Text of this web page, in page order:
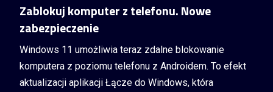
Zablokuj komputer z telefonu. Nowe
zabezpieczenie
Windows 11 umożliwia teraz zdalne blokowanie
komputera z poziomu telefonu z Androidem. To efekt
aktualizacji aplikacji Łącze do Windows, która